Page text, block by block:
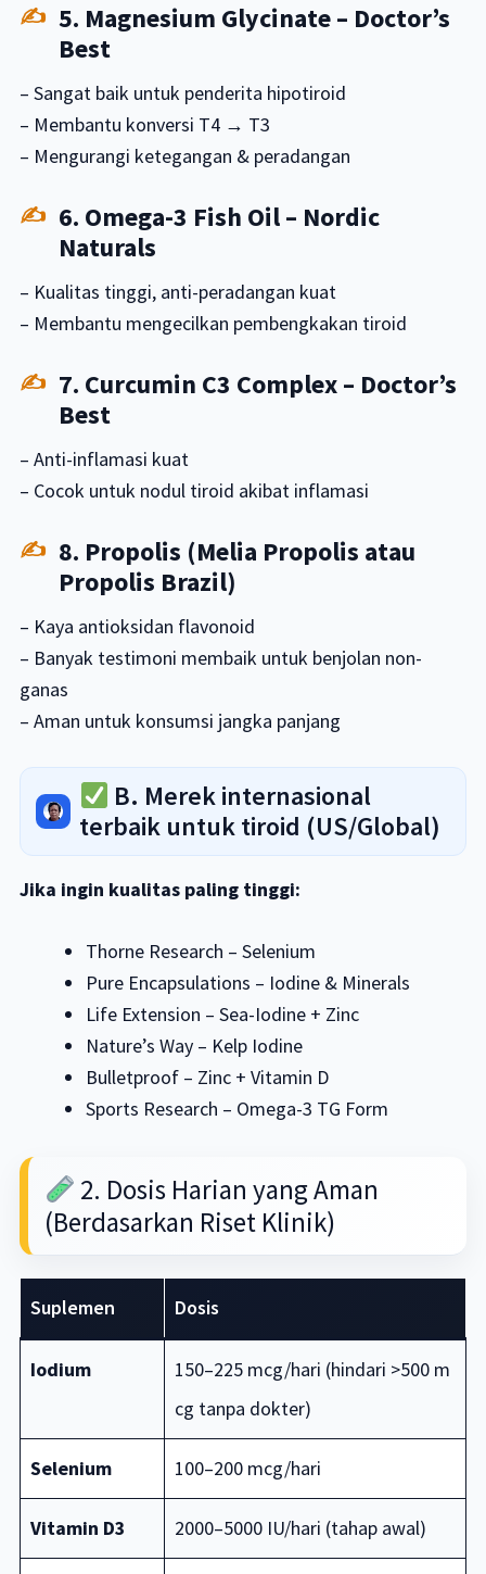
5. Magnesium Glycinate – Doctor’s
Best
– Sangat baik untuk penderita hipotiroid
– Membantu konversi T4 → T3
– Mengurangi ketegangan & peradangan
6. Omega-3 Fish Oil – Nordic
Naturals
– Kualitas tinggi, anti-peradangan kuat
– Membantu mengecilkan pembengkakan tiroid
7. Curcumin C3 Complex – Doctor’s
Best
– Anti-inflamasi kuat
– Cocok untuk nodul tiroid akibat inflamasi
8. Propolis (Melia Propolis atau
Propolis Brazil)
– Kaya antioksidan flavonoid
– Banyak testimoni membaik untuk benjolan non-
ganas
– Aman untuk konsumsi jangka panjang
B. Merek internasional
terbaik untuk tiroid (US/Global)
Jika ingin kualitas paling tinggi:
Thorne Research – Selenium
Pure Encapsulations – Iodine & Minerals
Life Extension – Sea-Iodine + Zinc
Nature’s Way – Kelp Iodine
Bulletproof – Zinc + Vitamin D
Sports Research – Omega-3 TG Form
2. Dosis Harian yang Aman
(Berdasarkan Riset Klinik)
Suplemen Dosis
Iodium
150–225 mcg/hari (hindari >500 m
cg tanpa dokter)
Selenium 100–200 mcg/hari
Vitamin D3 2000–5000 IU/hari (tahap awal)